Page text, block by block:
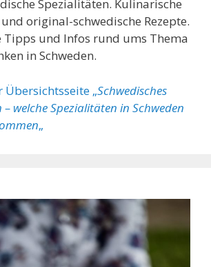
Spezialitäten. Kulinarische
original-schwedische Rezepte.
Tipps und Infos rund ums Thema
in Schweden.
Übersichtsseite „Schwedisches
– welche Spezialitäten in Schweden
„